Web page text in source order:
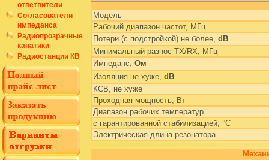
ответвители
Согласователи
импеданса
Радиопрозрачные
канатики
Радиостанции КВ
Модель
Рабочий диапазон частот, МГц
Потери (с подстройкой) не более, dB
Минимальный разнос TX/RX, МГц
Импеданс, Ом
Изоляция не хуже, dB
КСВ, не хуже
Проходная мощность, Вт
Диапазон рабочих температур
с гарантированной стабилизацией, °С
Электрическая длина резонатора